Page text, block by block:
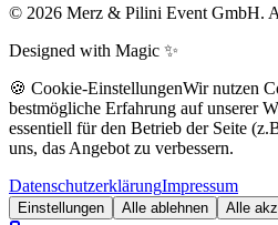
© 2026 Merz & Pilini Event GmbH.
Designed with Magic ✨
🍪 Cookie-EinstellungenWir nutzen
bestmögliche Erfahrung auf unserer
essentiell für den Betrieb der Seite
uns, das Angebot zu verbessern.
DatenschutzerklärungImpressum
Einstellungen Alle ablehnen Alle